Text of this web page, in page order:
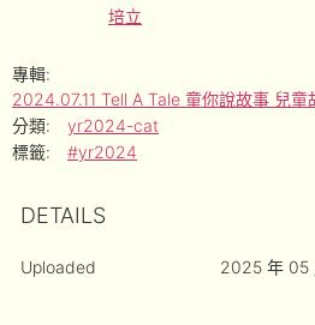
培立
專輯:
2024.07.11 Tell A Tale 童你說故事 兒
分類:
yr2024-cat
標籤:
#yr2024
DETAILS
Uploaded 2025 年 05